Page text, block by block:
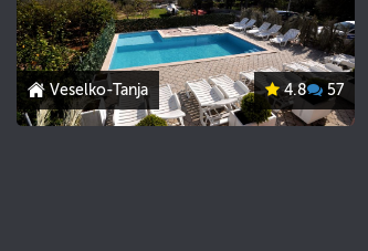
Veselko-Tanja 4.8 57